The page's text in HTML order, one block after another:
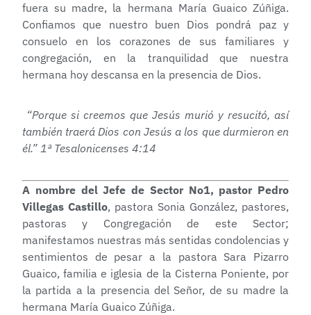
fuera su madre, la hermana María Guaico Zúñiga.
Confiamos que nuestro buen Dios pondrá paz y
consuelo en los corazones de sus familiares y
congregación, en la tranquilidad que nuestra
hermana hoy descansa en la presencia de Dios.
“Porque si creemos que Jesús murió y resucitó, así
también traerá Dios con Jesús a los que durmieron en
él.” 1ª Tesalonicenses 4:14
A nombre del Jefe de Sector No1, pastor Pedro
Villegas Castillo, pastora Sonia González, pastores,
pastoras y Congregación de este Sector;
manifestamos nuestras más sentidas condolencias y
sentimientos de pesar a la pastora Sara Pizarro
Guaico, familia e iglesia de la Cisterna Poniente, por
la partida a la presencia del Señor, de su madre la
hermana María Guaico Zúñiga.